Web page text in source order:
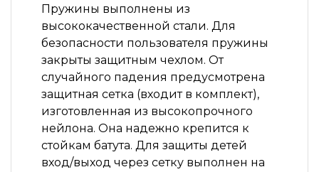
Пружины выполнены из
высококачественной стали. Для
безопасности пользователя пружины
закрыты защитным чехлом. От
случайного падения предусмотрена
защитная сетка (входит в комплект),
изготовленная из высокопрочного
нейлона. Она надежно крепится к
стойкам батута. Для защиты детей
вход/выход через сетку выполнен на